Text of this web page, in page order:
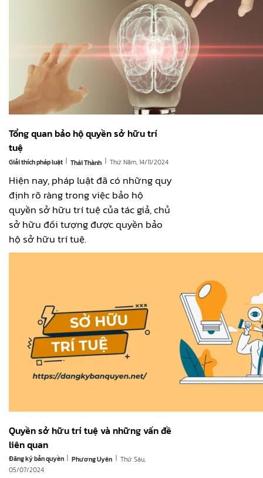
Tổng quan bảo hộ quyền sở hữu trí
tuệ
Giải thích pháp luật | Thái Thành | Thứ Năm, 14/11/2024
Hiện nay, pháp luật đã có những quy
định rõ ràng trong việc bảo hộ
quyền sở hữu trí tuệ của tác giả, chủ
sở hữu đối tượng được quyền bảo
hộ sở hữu trí tuệ.
Quyền sở hữu trí tuệ và những vấn đề
liên quan
Đăng ký bản quyền | Phương Uyên | Thứ Sáu,
05/07/2024